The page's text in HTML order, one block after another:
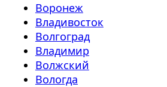
Воронеж
Владивосток
Волгоград
Владимир
Волжский
Вологда